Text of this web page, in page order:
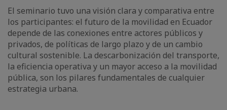
El seminario tuvo una visión clara y comparativa entre
los participantes: el futuro de la movilidad en Ecuador
depende de las conexiones entre actores públicos y
privados, de políticas de largo plazo y de un cambio
cultural sostenible. La descarbonización del transporte,
la eficiencia operativa y un mayor acceso a la movilidad
pública, son los pilares fundamentales de cualquier
estrategia urbana.